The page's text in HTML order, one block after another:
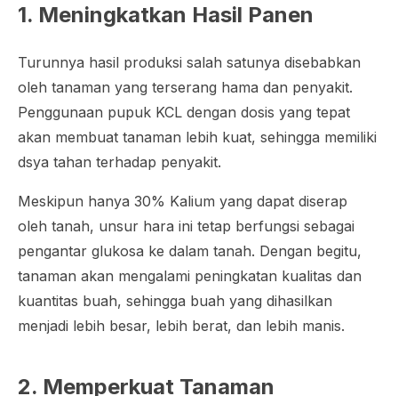
1. Meningkatkan Hasil Panen
Turunnya hasil produksi salah satunya disebabkan
oleh tanaman yang terserang hama dan penyakit.
Penggunaan pupuk KCL dengan dosis yang tepat
akan membuat tanaman lebih kuat, sehingga memiliki
dsya tahan terhadap penyakit.
Meskipun hanya 30% Kalium yang dapat diserap
oleh tanah, unsur hara ini tetap berfungsi sebagai
pengantar glukosa ke dalam tanah. Dengan begitu,
tanaman akan mengalami peningkatan kualitas dan
kuantitas buah, sehingga buah yang dihasilkan
menjadi lebih besar, lebih berat, dan lebih manis.
2. Memperkuat Tanaman